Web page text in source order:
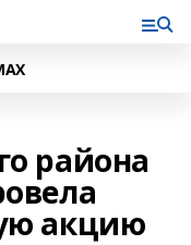
района
акцию